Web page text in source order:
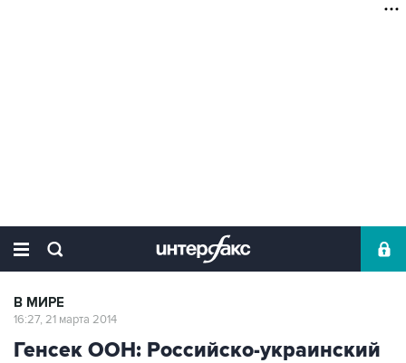
В МИРЕ
16:27, 21 марта 2014
Генсек ООН: Российско-украинский